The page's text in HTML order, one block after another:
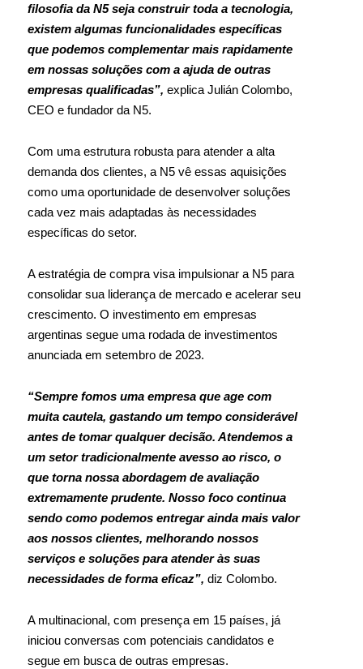
filosofia da N5 seja construir toda a tecnologia,
existem algumas funcionalidades específicas
que podemos complementar mais rapidamente
em nossas soluções com a ajuda de outras
empresas qualificadas”, explica Julián Colombo,
CEO e fundador da N5.
Com uma estrutura robusta para atender a alta
demanda dos clientes, a N5 vê essas aquisições
como uma oportunidade de desenvolver soluções
cada vez mais adaptadas às necessidades
específicas do setor.
A estratégia de compra visa impulsionar a N5 para
consolidar sua liderança de mercado e acelerar seu
crescimento. O investimento em empresas
argentinas segue uma rodada de investimentos
anunciada em setembro de 2023.
“Sempre fomos uma empresa que age com
muita cautela, gastando um tempo considerável
antes de tomar qualquer decisão. Atendemos a
um setor tradicionalmente avesso ao risco, o
que torna nossa abordagem de avaliação
extremamente prudente. Nosso foco continua
sendo como podemos entregar ainda mais valor
aos nossos clientes, melhorando nossos
serviços e soluções para atender às suas
necessidades de forma eficaz”, diz Colombo.
A multinacional, com presença em 15 países, já
iniciou conversas com potenciais candidatos e
segue em busca de outras empresas.